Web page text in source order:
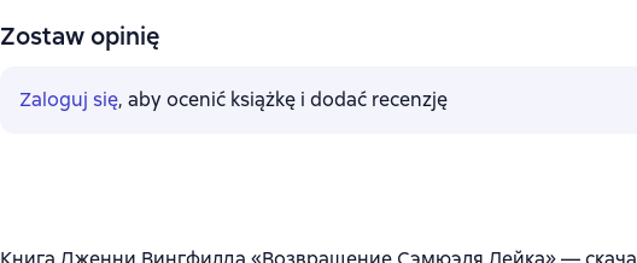
Zostaw opinię
Zaloguj się, aby ocenić książkę i dodać recenzję